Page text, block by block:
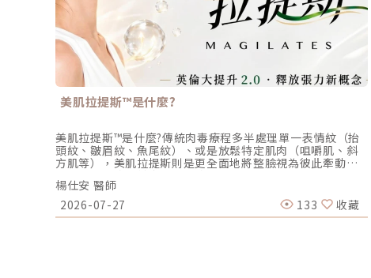
美肌拉提斯™是什麼?
美肌拉提斯™是什麼?傳統肉毒療程多半處理單一表情紋（抬
頭紋、皺眉紋、魚尾紋）、或是放鬆特定肌肉（咀嚼肌、斜
方肌等），美肌拉提斯則是更全面地將整臉視為彼此牽動的
力學系統。療程前先分區評估眉眼、中下臉、下顎線到頸部
的張力狀態，找出過度活躍、持續把輪廓往下拉的關鍵降
肌，再以肉毒精準釋放拉力，使原本被壓制的上提肌群重新
發揮作用，臉部線條也會回到輕盈、順暢又有精神的狀態美
楊仕安 醫師
2026-07-27
133 收藏